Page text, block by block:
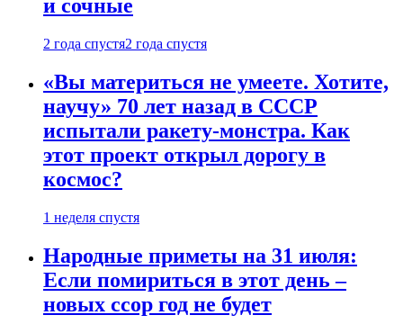
и сочные
2 года спустя2 года спустя
«Вы материться не умеете. Хотите,
научу» 70 лет назад в СССР
испытали ракету-монстра. Как
этот проект открыл дорогу в
космос?
1 неделя спустя
Народные приметы на 31 июля:
Если помириться в этот день –
новых ссор год не будет